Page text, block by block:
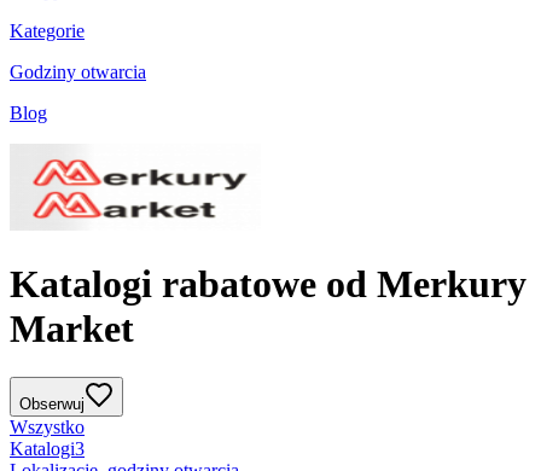
Kategorie
Godziny otwarcia
Blog
Katalogi rabatowe od Merkury
Market
Obserwuj
Wszystko
Katalogi3